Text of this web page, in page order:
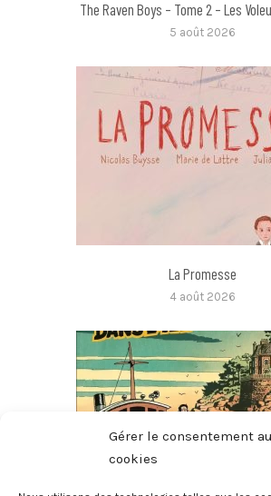
Gérer le consentement
cookies
The Raven Boys – Tome 2 – Les
5 août 2026
La Promesse
4 août 2026